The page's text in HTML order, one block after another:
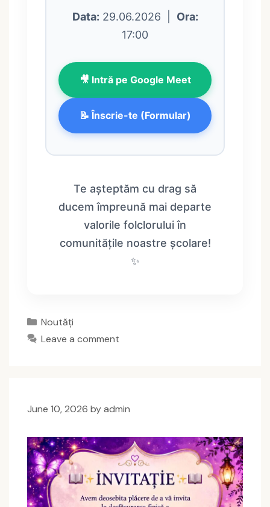
Data: 29.06.2026 | Ora:
17:00
🎥 Intră pe Google Meet
📝 Înscrie-te (Formular)
Te așteptăm cu drag să
ducem împreună mai departe
valorile folclorului în
comunitățile noastre școlare!
✨
Categories
Noutăți
Leave a comment
June 10, 2026 byadmin